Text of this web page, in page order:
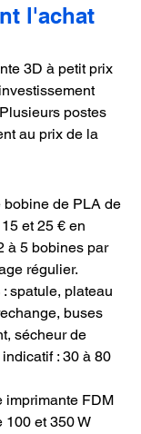
l'achat
3D à petit prix
postes
au prix de la
de PLA de
et 25 € en
à 5 bobines par
régulier.
: spatule, plateau
buses
sécheur de
: 30 à 80
imprimante FDM
100 et 350 W